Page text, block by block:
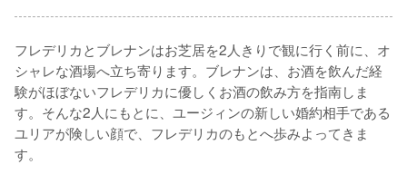
フレデリカとブレナンはお芝居を2人きりで観に行く前に、オ
シャレな酒場へ立ち寄ります。ブレナンは、お酒を飲んだ経
験がほぼないフレデリカに優しくお酒の飲み方を指南しま
す。そんな2人にもとに、ユージィンの新しい婚約相手である
ユリアが険しい顔で、フレデリカのもとへ歩みよってきま
す。